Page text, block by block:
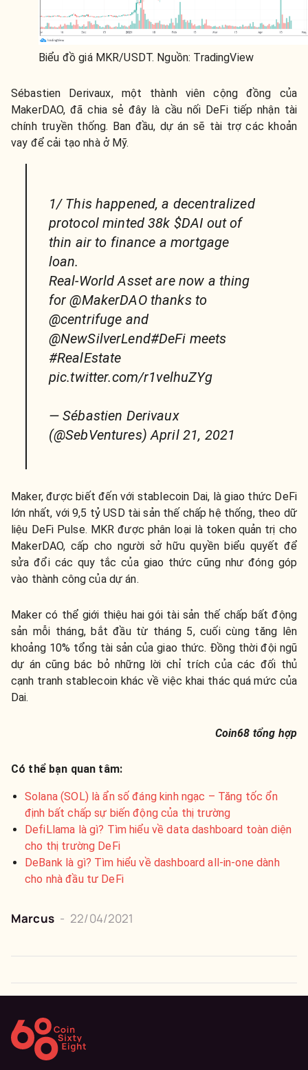
Biểu đồ giá MKR/USDT. Nguồn: TradingView
Sébastien Derivaux, một thành viên cộng đồng của
MakerDAO, đã chia sẻ đây là cầu nối DeFi tiếp nhận tài
chính truyền thống. Ban đầu, dự án sẽ tài trợ các khoản
vay để cải tạo nhà ở Mỹ.
1/ This happened, a decentralized
protocol minted 38k $DAI out of
thin air to finance a mortgage
loan.
Real-World Asset are now a thing
for @MakerDAO thanks to
@centrifuge and
@NewSilverLend#DeFi meets
#RealEstate
pic.twitter.com/r1velhuZYg
— Sébastien Derivaux
(@SebVentures) April 21, 2021
Maker, được biết đến với stablecoin Dai, là giao thức DeFi
lớn nhất, với 9,5 tỷ USD tài sản thế chấp hệ thống, theo dữ
liệu DeFi Pulse. MKR được phân loại là token quản trị cho
MakerDAO, cấp cho người sở hữu quyền biểu quyết để
sửa đổi các quy tắc của giao thức cũng như đóng góp
vào thành công của dự án.
Maker có thể giới thiệu hai gói tài sản thế chấp bất động
sản mỗi tháng, bắt đầu từ tháng 5, cuối cùng tăng lên
khoảng 10% tổng tài sản của giao thức. Đồng thời đội ngũ
dự án cũng bác bỏ những lời chỉ trích của các đối thủ
cạnh tranh stablecoin khác về việc khai thác quá mức của
Dai.
Coin68 tổng hợp
Có thể bạn quan tâm:
Solana (SOL) là ẩn số đáng kinh ngạc – Tăng tốc ổn
định bất chấp sự biến động của thị trường
DefiLlama là gì? Tìm hiểu về data dashboard toàn diện
cho thị trường DeFi
DeBank là gì? Tìm hiểu về dashboard all-in-one dành
cho nhà đầu tư DeFi
Marcus - 22/04/2021